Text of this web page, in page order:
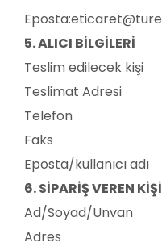
Eposta:
5. ALICI BİLGİLERİ
Teslim edilecek kişi
Teslimat Adresi
Telefon
Faks
Eposta/kullanıcı adı
6. SİPARİŞ VEREN
Ad/Soyad/Unvan
Adres